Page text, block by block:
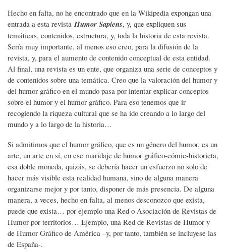
Hecho en falta, no he encontrado que en la Wikipedia expongan una
entrada a esta revista Humor Sapiens, y, que expliquen sus
temáticas, contenidos, estructura, y, toda la historia de esta revista.
Sería muy importante, al menos eso creo, para la difusión de la
revista, y, para el aumento de contenido conceptual de esta entidad.
Al final, una revista es un ente, que organiza una serie de conceptos y
de contenidos sobre una temática. Creo que la valoración del humor y
del humor gráfico en el mundo pasa por intentar explicar conceptos
sobre el humor y el humor gráfico. Para eso tenemos que ir
recogiendo la riqueza cultural que se ha ido creando a lo largo del
mundo y a lo largo de la historia…
Si admitimos que el humor gráfico, que es un género del humor, es un
arte, un arte en sí, en ese maridaje de humor gráfico-cómic-historieta,
esa doble moneda, quizás, se debería hacer un esfuerzo no solo de
hacer más visible esta realidad humana, sino de alguna manera
organizarse mejor y por tanto, disponer de más presencia. De alguna
manera, a veces, hecho en falta, al menos desconozco que exista,
puede que exista… por ejemplo una Red o Asociación de Revistas de
Humor por territorios… Ejemplo, una Red de Revistas de Humor y
de Humor Gráfico de América –y, por tanto, también se incluyese las
de España-.